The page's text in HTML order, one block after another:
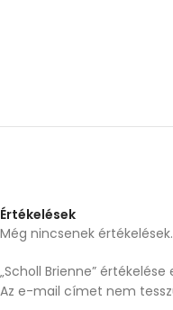
Értékelések
Még nincsenek értékelések.
„Scholl Brienne” értékelése
Az e-mail címet nem